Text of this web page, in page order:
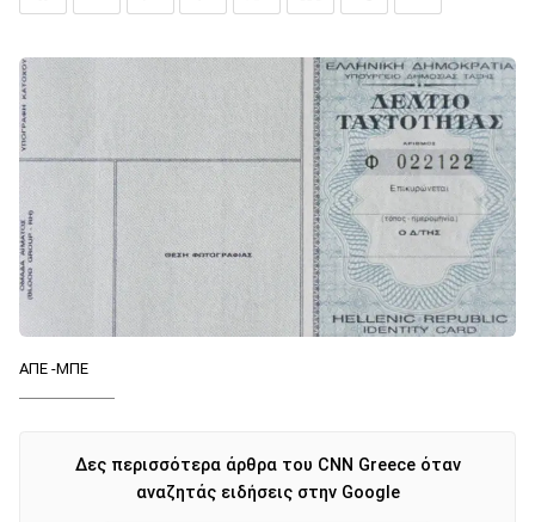
ΑΠΕ -ΜΠΕ
Δες περισσότερα άρθρα του CNN Greece όταν
αναζητάς ειδήσεις στην Google